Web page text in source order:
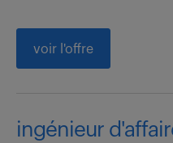
voir l'offre
ingénieur